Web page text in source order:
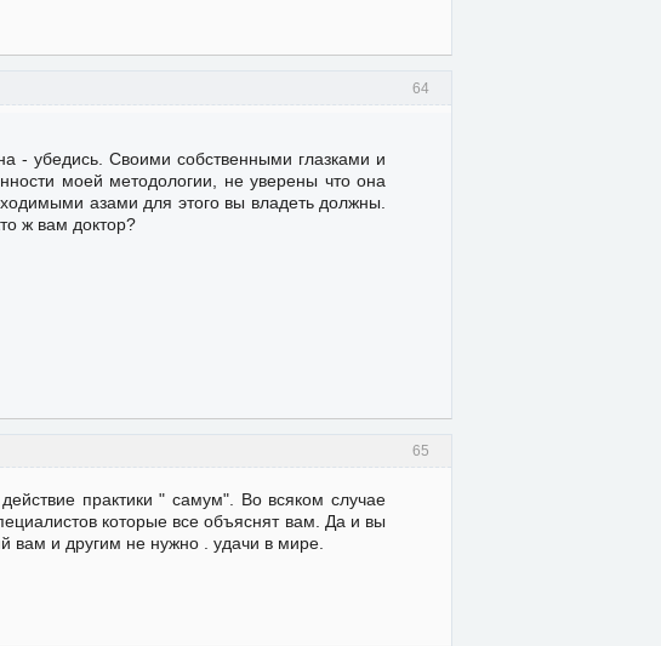
64
- убедись. Своими собственными глазками и
моей методологии, не уверены что она
азами для этого вы владеть должны.
ж вам доктор?
65
практики " самум". Во всяком случае
которые все объяснят вам. Да и вы
и другим не нужно . удачи в мире.